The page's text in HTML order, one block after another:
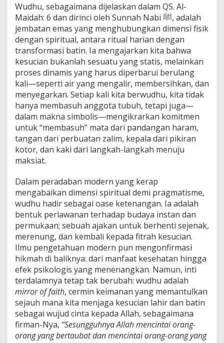
Wudhu, sebagaimana dijelaskan dalam QS. Al-
Maidah: 6 dan dirinci oleh Sunnah Nabi ﷺ, adalah
jembatan emas yang menghubungkan dimensi fisik
dengan spiritual, antara ritual harian dengan
transformasi batin. Ia mengajarkan kita bahwa
kesucian bukanlah sesuatu yang statis, melainkan
proses dinamis yang harus diperbarui berulang
kali—seperti air yang mengalir, membersihkan, dan
menyegarkan. Setiap kali kita berwudhu, kita tidak
hanya membasuh anggota tubuh, tetapi juga—
dalam makna simbolis—mengikrarkan komitmen
untuk “membasuh” mata dari pandangan haram,
tangan dari perbuatan zalim, kepala dari pikiran
kotor, dan kaki dari langkah-langkah menuju
maksiat.
Dalam peradaban modern yang kerap
mengabaikan dimensi spiritual demi pragmatisme,
wudhu hadir sebagai oase ketenangan. Ia adalah
bentuk perlawanan terhadap budaya instan dan
permukaan; sebuah ajakan untuk berhenti sejenak,
merenung, dan kembali kepada fitrah kesucian.
Ilmu pengetahuan modern pun mengonfirmasi
hikmah di baliknya: dari manfaat kesehatan hingga
efek psikologis yang menenangkan. Namun, inti
terdalamnya tetap tak berubah: wudhu adalah
mirror of faith, cermin keimanan yang memantulkan
sejauh mana kita menjaga kesucian lahir dan batin
sebagai wujud cinta kepada Allah, sebagaimana
firman-Nya, “Sesungguhnya Allah mencintai orang-
orang yang bertaubat dan mencintai orang-orang yang